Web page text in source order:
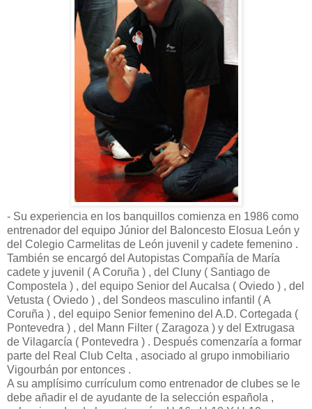
- Su experiencia en los banquillos comienza en 1986 como
entrenador del equipo Júnior del Baloncesto Elosua León y
del Colegio Carmelitas de León juvenil y cadete femenino .
También se encargó del Autopistas Compañía de María
cadete y juvenil ( A Coruña ) , del Cluny ( Santiago de
Compostela ) , del equipo Senior del Aucalsa ( Oviedo ) , del
Vetusta ( Oviedo ) , del Sondeos masculino infantil ( A
Coruña ) , del equipo Senior femenino del A.D. Cortegada (
Pontevedra ) , del Mann Filter ( Zaragoza ) y del Extrugasa
de Vilagarcía ( Pontevedra ) . Después comenzaría a formar
parte del Real Club Celta , asociado al grupo inmobiliario
Vigourbán por entonces .
A su amplísimo currículum como entrenador de clubes se le
debe añadir el de ayudante de la selección española ,